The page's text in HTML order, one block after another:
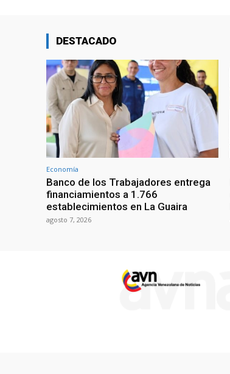
DESTACADO
Economía
Banco de los Trabajadores entrega
financiamientos a 1.766
establecimientos en La Guaira
agosto 7, 2026